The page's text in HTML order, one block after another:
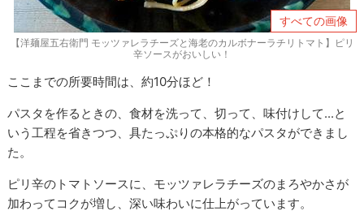
すべての画像
【洋麺屋五右衛門 モッツァレラチーズと海老のカルボナーラチリトマト】ピリ
辛ソースがおいしい！
ここまでの所要時間は、約10分ほど！
パスタを作るときの、食材を洗って、切って、味付けして...と
いう工程を省きつつ、具たっぷりの本格的なパスタができまし
た。
ピリ辛のトマトソースに、モッツァレラチーズのまろやかさが
加わってコクが増し、深い味わいに仕上がっています。